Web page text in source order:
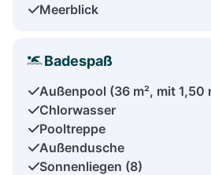
Meerblick
Badespaß
Außenpool (36 m², mit 1,50
Chlorwasser
Pooltreppe
Außendusche
Sonnenliegen (8)